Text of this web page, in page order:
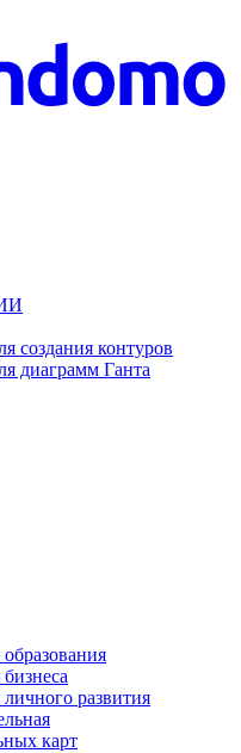
создания контуров
диаграмм Ганта
развития
карт